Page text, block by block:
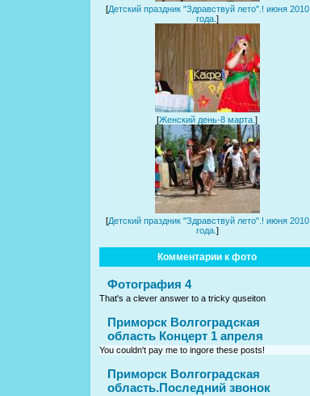
[Детский праздник "Здравствуй лето".! июня 2010
года. ]
[Женский день-8 марта. ]
[Детский праздник "Здравствуй лето".! июня 2010
года. ]
Комментарии к фото
Фотография 4
That's a clever answer to a tricky quseiton
Приморск Волгоградская
область Концерт 1 апреля
You couldn't pay me to ingore these posts!
Приморск Волгоградская
область.Последний звонок